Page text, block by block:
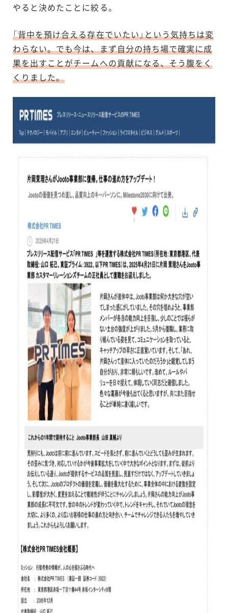
やると決めたことに絞る。
「背中を預け合える存在でいたい」という気持ちは変
わらない。でも今は、まず自分の持ち場で確実に成
果を出すことがチームへの貢献になる、そう腹をく
くりました。